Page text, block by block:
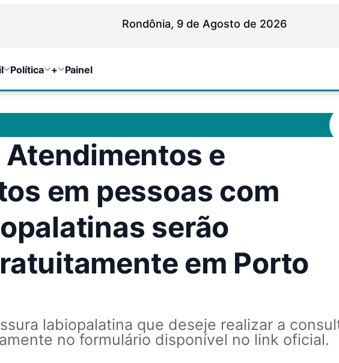
Rondônia, 9 de Agosto de 2026
Política + Painel
Atendimentos e
em pessoas com
serão
em Porto
labiopalatina que deseje realizar a
no formulário disponível no link oficial.